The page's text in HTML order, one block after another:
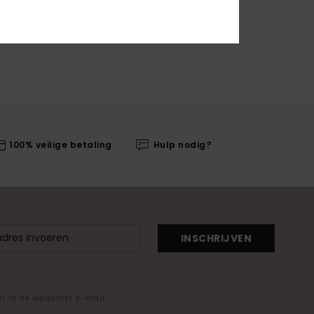
100% veilige betaling Hulp nodig?
INSCHRIJVEN
in de welkomst e-mail